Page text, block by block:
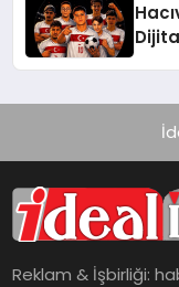
Reklam & İşbirliği: